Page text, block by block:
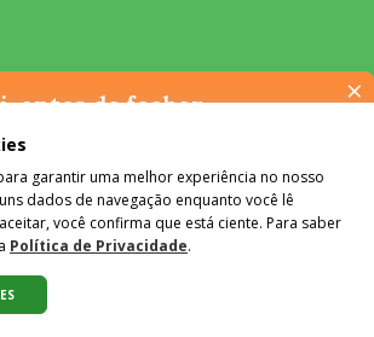
Kit Conteúdo de marca Colaboradores Fale Conosco
Máquina - Todos os Direitos Reservados 2026
é licenciado em Creative Commons e pode
desde que mantidos os créditos,
para fins não comerciais.
garantir uma melhor experiência no nosso
dados de navegação enquanto você lê
você confirma que está ciente. Para saber
Política de Privacidade.
×
antes de fechar…
de manter-se informado(a). Quer ter
especiais? Receba a nossa newsletter.
É de graça :)